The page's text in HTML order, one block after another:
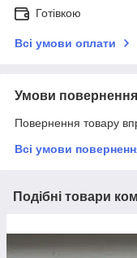
Готівкою
Всі умови оплати
Умови повернення
Повернення товару
Всі умови
Подібні товари